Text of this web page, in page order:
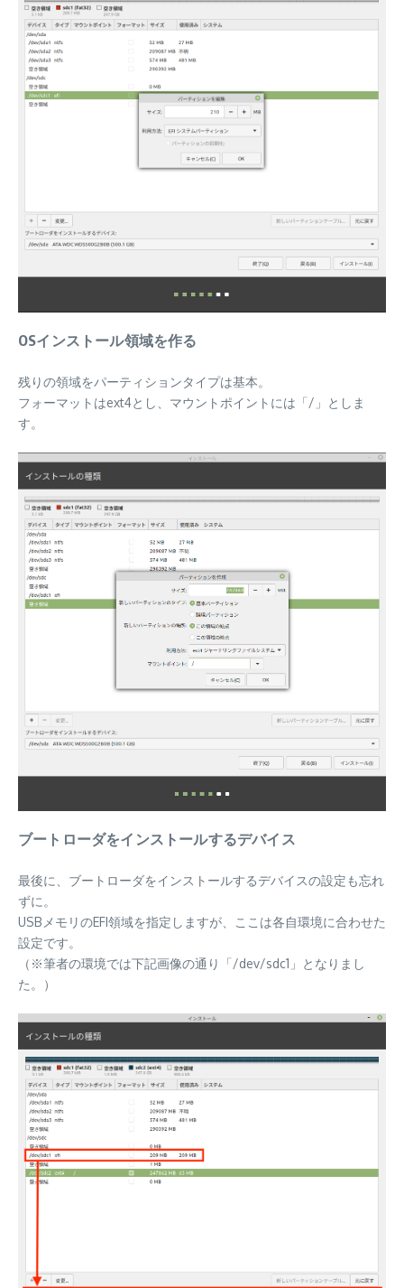
OSインストール領域を作る
残りの領域をパーティションタイプは基本。
フォーマットはext4とし、マウントポイントには「/」としま
す。
ブートローダをインストールするデバイス
最後に、ブートローダをインストールするデバイスの設定も忘れ
ずに。
USBメモリのEFI領域を指定しますが、ここは各自環境に合わせた
設定です。
（※筆者の環境では下記画像の通り「/dev/sdc1」となりまし
た。）